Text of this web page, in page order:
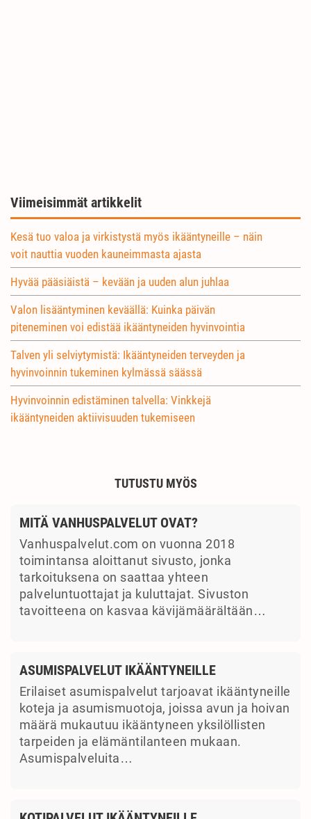
Viimeisimmät artikkelit
Kesä tuo valoa ja virkistystä myös ikääntyneille – näin
voit nauttia vuoden kauneimmasta ajasta
Hyvää pääsiäistä – kevään ja uuden alun juhlaa
Valon lisääntyminen keväällä: Kuinka päivän
piteneminen voi edistää ikääntyneiden hyvinvointia
Talven yli selviytymistä: Ikääntyneiden terveyden ja
hyvinvoinnin tukeminen kylmässä säässä
Hyvinvoinnin edistäminen talvella: Vinkkejä
ikääntyneiden aktiivisuuden tukemiseen
TUTUSTU MYÖS
MITÄ VANHUSPALVELUT OVAT?
Vanhuspalvelut.com on vuonna 2018
toimintansa aloittanut sivusto, jonka
tarkoituksena on saattaa yhteen
palveluntuottajat ja kuluttajat. Sivuston
tavoitteena on kasvaa kävijämäärältään…
ASUMISPALVELUT IKÄÄNTYNEILLE
Erilaiset asumispalvelut tarjoavat ikääntyneille
koteja ja asumismuotoja, joissa avun ja hoivan
määrä mukautuu ikääntyneen yksilöllisten
tarpeiden ja elämäntilanteen mukaan.
Asumispalveluita…